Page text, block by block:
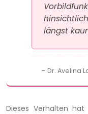
längst
– Dr. Avelina
Dieses Verhalten hat